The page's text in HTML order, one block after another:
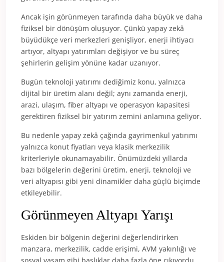
Ancak işin görünmeyen tarafında daha büyük ve daha
fiziksel bir dönüşüm oluşuyor. Çünkü yapay zekâ
büyüdükçe veri merkezleri genişliyor, enerji ihtiyacı
artıyor, altyapı yatırımları değişiyor ve bu süreç
şehirlerin gelişim yönüne kadar uzanıyor.
Bugün teknoloji yatırımı dediğimiz konu, yalnızca
dijital bir üretim alanı değil; aynı zamanda enerji,
arazi, ulaşım, fiber altyapı ve operasyon kapasitesi
gerektiren fiziksel bir yatırım zemini anlamına geliyor.
Bu nedenle yapay zekâ çağında gayrimenkul yatırımı
yalnızca konut fiyatları veya klasik merkezilik
kriterleriyle okunamayabilir. Önümüzdeki yıllarda
bazı bölgelerin değerini üretim, enerji, teknoloji ve
veri altyapısı gibi yeni dinamikler daha güçlü biçimde
etkileyebilir.
Görünmeyen Altyapı Yarışı
Eskiden bir bölgenin değerini değerlendirirken
manzara, merkezilik, cadde erişimi, AVM yakınlığı ve